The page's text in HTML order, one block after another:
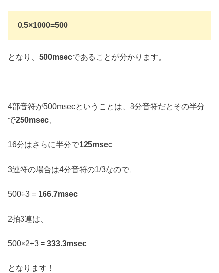
0.5×1000=500
となり、 500msecであることが分かります。
4部音符が500msecということは、8分音符だとその半分
で250msec
16分はさらに半分で125msec
3連符の場合は4分音符の1/3なので、
500÷3 = 166.7msec
2拍3連は、
500×2÷3 = 333.3msec
となります！